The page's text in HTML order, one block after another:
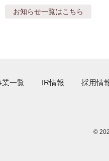
お知らせ一覧はこちら
業一覧 IR情報 採用情
©